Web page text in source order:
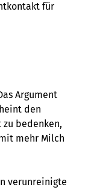
für
Argument
den
bedenken,
mehr Milch
verunreinigte